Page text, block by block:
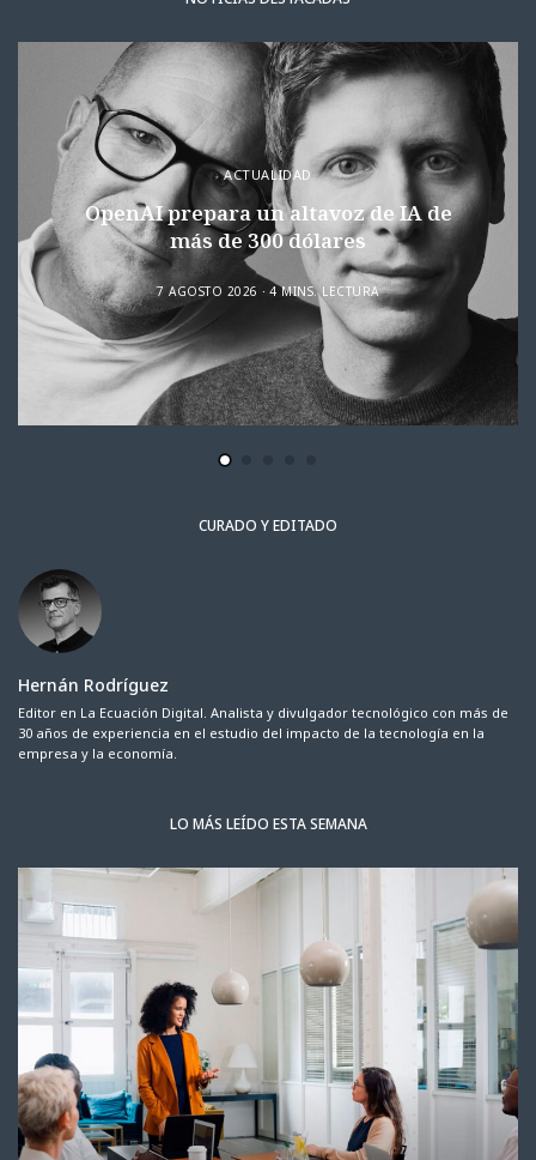
ACTUALIDAD
OpenAI prepara un altavoz de IA de
más de 300 dólares
7 AGOSTO 2026 4 MINS. LECTURA
CURADO Y EDITADO
Hernán Rodríguez
Editor en La Ecuación Digital. Analista y divulgador tecnológico con más de
30 años de experiencia en el estudio del impacto de la tecnología en la
empresa y la economía.
LO MÁS LEÍDO ESTA SEMANA